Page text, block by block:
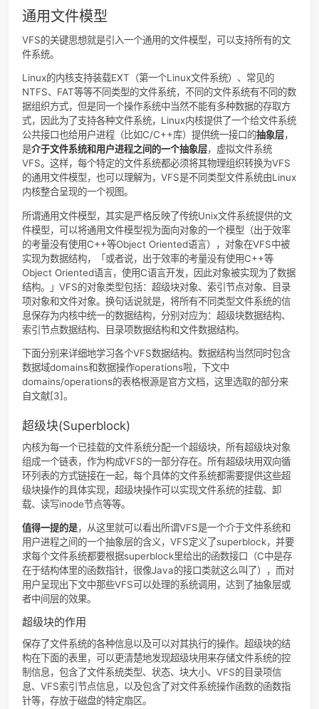
布。
它基于开放网络运算远程过程调用（ONC RPC）协议：一
个开放、标准的RFC协议，任何人或组织都可以依据标准
现它。相关编号在“外部链接”。
—Wikipedia NFS
不知道大家有没有看过Linus的相关视频，这里推荐一个翼王的
100TB容量的文件服务器，在内网中搭建NAS，接入万兆光纤
线剪辑甚至比在硬盘操作还要快，我想NFS应该也只局限于公
工作室或者家庭内部使用吧。
通用文件模型
VFS的关键思想就是引入一个通用的文件模型，可以支持所有
件系统。
Linux的内核支持装载EXT（第一个Linux文件系统）、常见的
NTFS、FAT等等不同类型的文件系统，不同的文件系统有不
据组织方式，但是同一个操作系统中当然不能有多种数据的存
公共接口也给用户进程（比如C/C++库）提供统一接口的
是介于文件系统和用户进程之间的一个抽象层，虚拟文件系统
VFS。这样，每个特定的文件系统都必须将其物理组织转换为
内核整合呈现的一个视图。
所谓通用文件模型，其实是严格反映了传统Unix文件系统提供
件模型，可以将通用文件模型视为面向对象的一个模型（出于
的考量没有使用C++等Object Oriented语言），对象在VFS
实现为数据结构，「或者说，出于效率的考量没有使用C++等
结构。」VFS的对象类型包括：超级块对象、索引节点对象、
项对象和文件对象。换句话说就是，将所有不同类型文件系统
息保存为内核中统一的数据结构，分别对应为：超级块数据结
索引节点数据结构、目录项数据结构和文件数据结构。
数据域domains和数据操作operations啦，下文中
domains/operations的表格根源是官方文档，这里选取的部
自文献[3]。
超级块(Superblock)